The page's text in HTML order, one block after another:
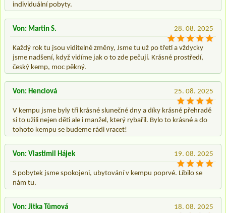
individuální pobyty.
28. 08. 2025
Von: Martin S.
Každý rok tu jsou viditelné změny, Jsme tu už po třetí a vždycky
jsme nadšení, když vidíme jak o to zde pečují. Krásné prostředí,
český kemp, moc pěkný.
25. 08. 2025
Von: Henclová
V kempu jsme byly tři krásné slunečné dny a díky krásné přehradě
si to užili nejen děti ale i manžel, který rybařil. Bylo to krásné a do
tohoto kempu se budeme rádi vracet!
19. 08. 2025
Von: Vlastimil Hájek
S pobytek jsme spokojeni, ubytování v kempu poprvé. Líbilo se
nám tu.
18. 08. 2025
Von: Jitka Tůmová